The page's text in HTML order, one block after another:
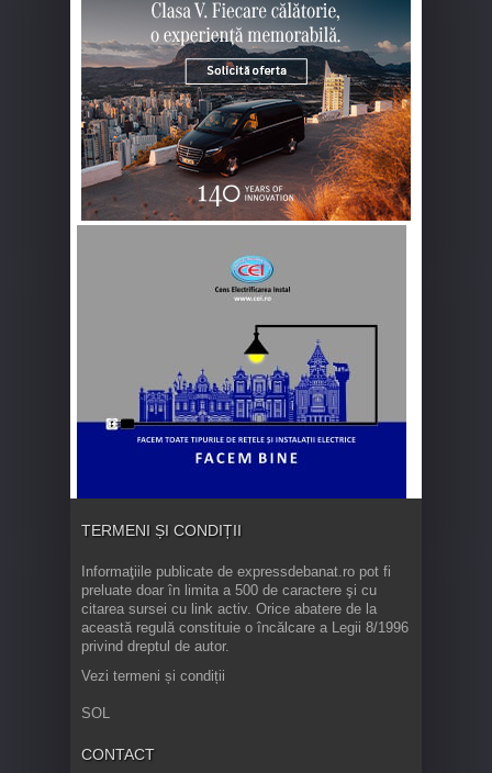
TERMENI ȘI CONDIȚII
Informaţiile publicate de expressdebanat.ro pot fi
preluate doar în limita a 500 de caractere şi cu
citarea sursei cu link activ. Orice abatere de la
această regulă constituie o încălcare a Legii 8/1996
privind dreptul de autor.
Vezi termeni și condiții
SOL
CONTACT